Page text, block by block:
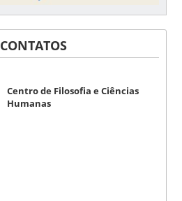
CONTATOS
Centro de Filosofia e Ciências
Humanas